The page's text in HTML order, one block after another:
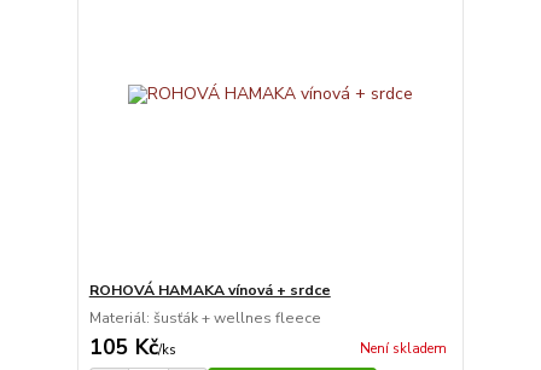
ROHOVÁ HAMAKA vínová + srdce
Materiál: šusťák + wellnes fleece
105 Kč/ks Není skladem